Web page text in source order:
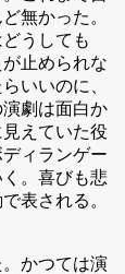
無かった。
うしても
止められな
いいのに、
劇は面白か
えていた役
ィランゲー
。喜びも悲
表される。
かつては演